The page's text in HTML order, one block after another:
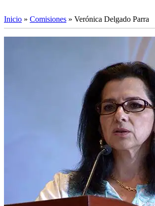
Inicio » Comisiones » Verónica Delgado Parra